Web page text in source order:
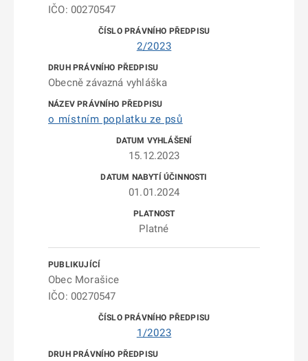
IČO: 00270547
2/2023
Obecně závazná vyhláška
o místním poplatku ze psů
15.12.2023
01.01.2024
Platné
Obec Morašice
IČO: 00270547
1/2023